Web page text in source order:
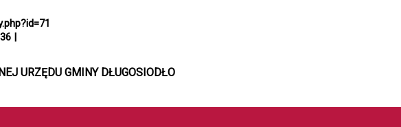
|
URZĘDU GMINY DŁUGOSIODŁO